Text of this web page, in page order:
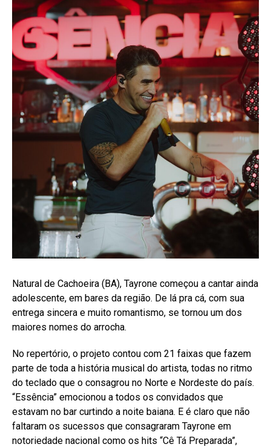
Natural de Cachoeira (BA), Tayrone começou a cantar ainda
adolescente, em bares da região. De lá pra cá, com sua
entrega sincera e muito romantismo, se tornou um dos
maiores nomes do arrocha.
No repertório, o projeto contou com 21 faixas que fazem
parte de toda a história musical do artista, todas no ritmo
do teclado que o consagrou no Norte e Nordeste do país.
“Essência” emocionou a todos os convidados que
estavam no bar curtindo a noite baiana. E é claro que não
faltaram os sucessos que consagraram Tayrone em
notoriedade nacional como os hits “Cê Tá Preparada”,